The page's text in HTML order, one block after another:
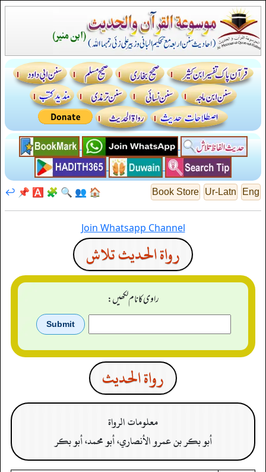
Eng
Ur-Latn
Book Store
🏠
👥
🔍
🧩
🅰️
📌
↩️
Join Whatsapp Channel
رواة الحديث تلاش
راوی کا نام لکھیں:
رواة الحدیث
معلومات الرواة
أبو بكر بن عمرو الأنصاري، أبو محمد، أبو بكر